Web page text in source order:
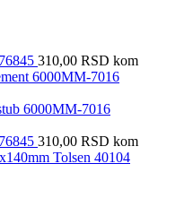
310,00 RSD kom
6000MM-7016
6000MM-7016
310,00 RSD kom
Tolsen 40104